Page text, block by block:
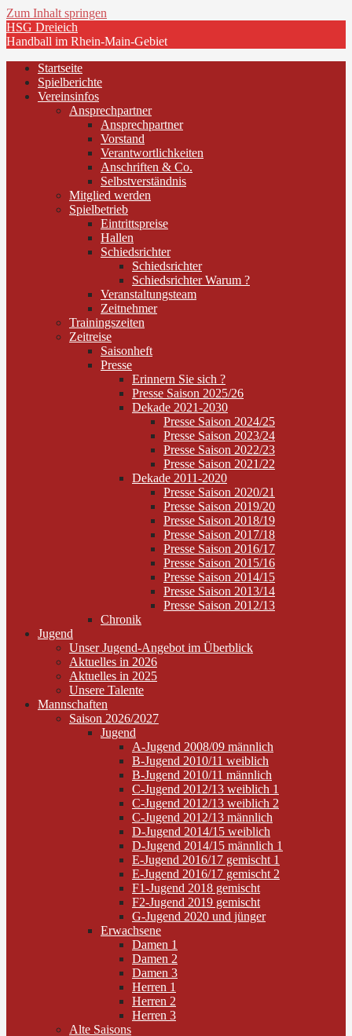
Zum Inhalt springen
HSG Dreieich
Handball im Rhein-Main-Gebiet
Startseite
Spielberichte
Vereinsinfos
Ansprechpartner
Ansprechpartner
Vorstand
Verantwortlichkeiten
Anschriften & Co.
Selbstverständnis
Mitglied werden
Spielbetrieb
Eintrittspreise
Hallen
Schiedsrichter
Schiedsrichter
Schiedsrichter Warum ?
Veranstaltungsteam
Zeitnehmer
Trainingszeiten
Zeitreise
Saisonheft
Presse
Erinnern Sie sich ?
Presse Saison 2025/26
Dekade 2021-2030
Presse Saison 2024/25
Presse Saison 2023/24
Presse Saison 2022/23
Presse Saison 2021/22
Dekade 2011-2020
Presse Saison 2020/21
Presse Saison 2019/20
Presse Saison 2018/19
Presse Saison 2017/18
Presse Saison 2016/17
Presse Saison 2015/16
Presse Saison 2014/15
Presse Saison 2013/14
Presse Saison 2012/13
Chronik
Jugend
Unser Jugend-Angebot im Überblick
Aktuelles in 2026
Aktuelles in 2025
Unsere Talente
Mannschaften
Saison 2026/2027
Jugend
A-Jugend 2008/09 männlich
B-Jugend 2010/11 weiblich
B-Jugend 2010/11 männlich
C-Jugend 2012/13 weiblich 1
C-Jugend 2012/13 weiblich 2
C-Jugend 2012/13 männlich
D-Jugend 2014/15 weiblich
D-Jugend 2014/15 männlich 1
E-Jugend 2016/17 gemischt 1
E-Jugend 2016/17 gemischt 2
F1-Jugend 2018 gemischt
F2-Jugend 2019 gemischt
G-Jugend 2020 und jünger
Erwachsene
Damen 1
Damen 2
Damen 3
Herren 1
Herren 2
Herren 3
Alte Saisons